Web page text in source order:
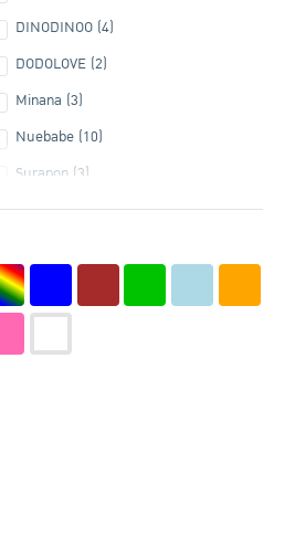
DINODINOO (4)
DODOLOVE (2)
Minana (3)
Nuebabe (10)
Surapon (3)